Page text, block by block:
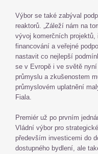
Výbor se také zabýval
reaktorů. „Záleží nám na
vývoj komerčních
financování a veřejné
nastavit co nejlepší
se v Evropě i ve světě
průmyslu a zkušenostem
průmyslovém uplatnění
Fiala.
Premiér už po prvním
Vládní výbor pro
především investicemi do
dostupného bydlení, ale